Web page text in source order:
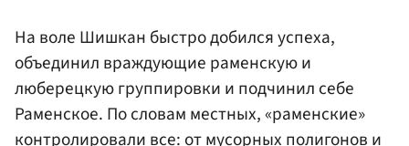
На воле Шишкан быстро добился успеха,
объединил враждующие раменскую и
люберецкую группировки и подчинил себе
Раменское. По словам местных, «раменские»
контролировали все: от мусорных полигонов и